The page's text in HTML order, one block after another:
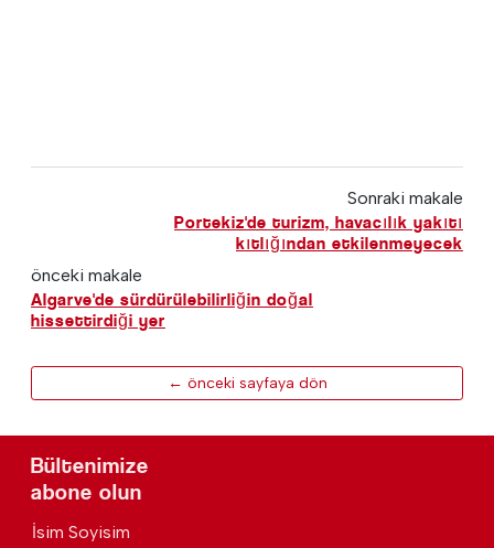
Sonraki makale
Portekiz'de turizm, havacılık yakıtı
kıtlığından etkilenmeyecek
önceki makale
Algarve'de sürdürülebilirliğin doğal
hissettirdiği yer
← önceki sayfaya dön
Bültenimize
abone olun
İsim Soyisim